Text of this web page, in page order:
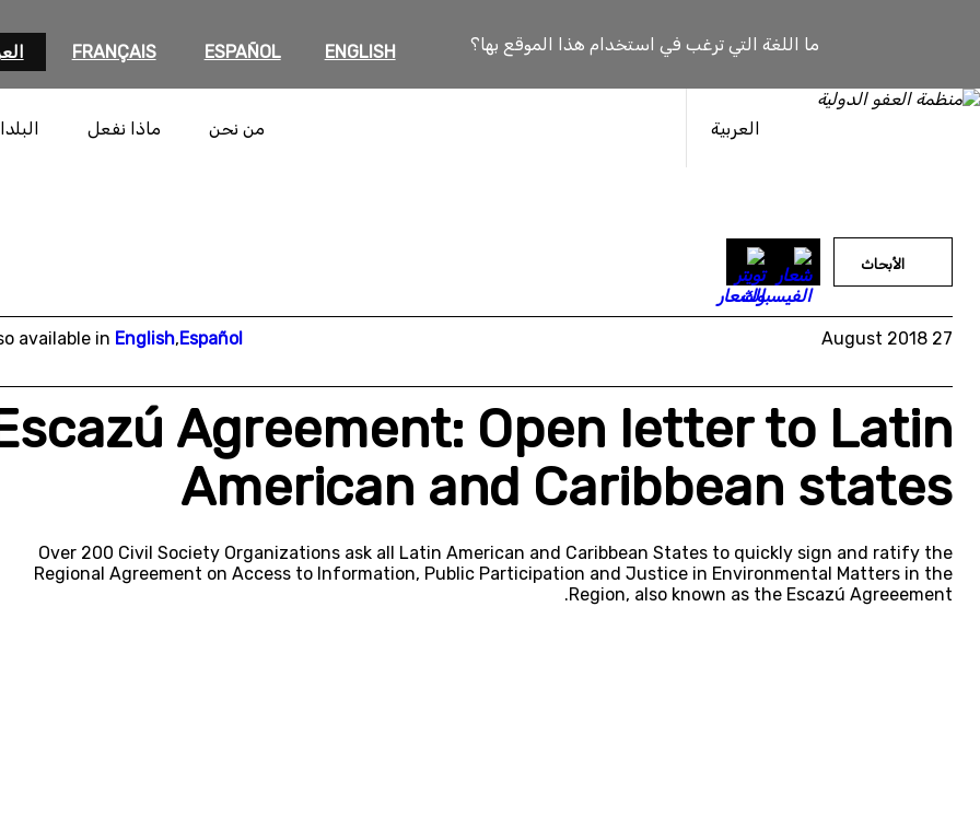
ما اللغة التي ترغب في استخدام هذا الموقع بها؟ ENGLISH
ESPAÑOL
FRANÇAIS
العربية من نحن ماذا نفعل
الأبحاث
27 August 2018
available in English,Español
Agreement: Open letter to Latin
American and Caribbean states
Over 200 Civil Society Organizations ask all Latin American and Caribbean States to quickly sign and ratify the
Regional Agreement on Access to Information, Public Participation and Justice in Environmental Matters in the
Region, also known as the Escazú Agreeement.